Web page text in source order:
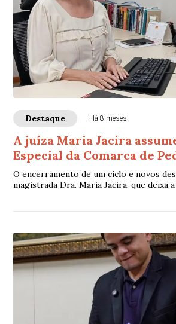
Destaque Há 8 meses
A juíza Maria Jacira
Especial da Comarca de
O encerramento de um ciclo e novos
magistrada Dra. Maria Jacira, que deixa